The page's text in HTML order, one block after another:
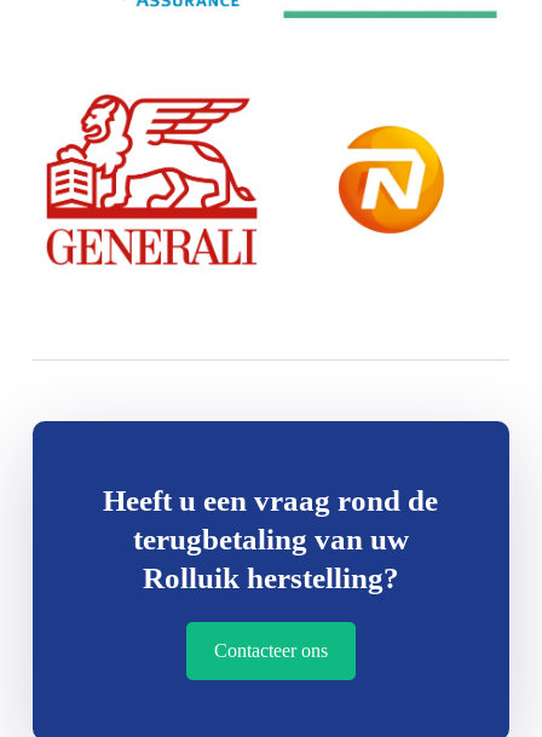
Heeft u een vraag rond de
terugbetaling van uw
Rolluik herstelling?
Contacteer ons